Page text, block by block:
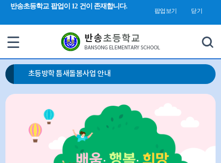
반송초등학교 팝업이 12 건이 존재합니다.
팝업보기 닫기
합
초등방학 틈새돌봄사업 안내